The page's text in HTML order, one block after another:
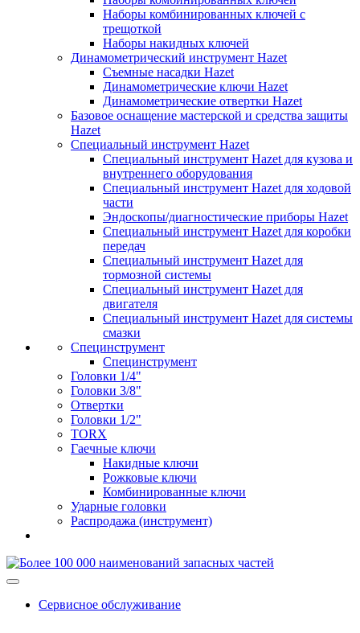
Наборы комбинированных ключей с
трещоткой
Наборы накидных ключей
Динамометрический инструмент Hazet
Съемные насадки Hazet
Динамометрические ключи Hazet
Динамометрические отвертки Hazet
Базовое оснащение мастерской и средства защиты
Hazet
Специальный инструмент Hazet
Специальный инструмент Hazet для кузова и
внутреннего оборудования
Специальный инструмент Hazet для ходовой
части
Эндоскопы/диагностические приборы Hazet
Специальный инструмент Hazet для коробки
передач
Специальный инструмент Hazet для
тормозной системы
Специальный инструмент Hazet для
двигателя
Специальный инструмент Hazet для системы
смазки
Специнструмент
Специнструмент
Головки 1/4"
Головки 3/8"
Отвертки
Головки 1/2"
TORX
Гаечные ключи
Накидные ключи
Рожковые ключи
Комбинированные ключи
Ударные головки
Распродажа (инструмент)
Сервисное обслуживание